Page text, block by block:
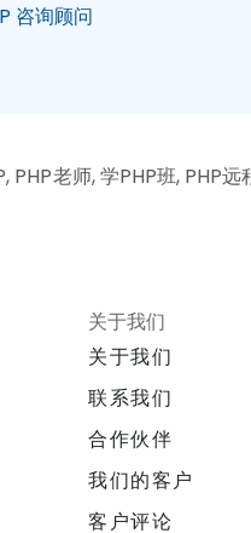
咨询顾问
PHP老师, 学PHP班, PHP远
关于我们
关于我们
联系我们
合作伙伴
我们的客户
客户评论